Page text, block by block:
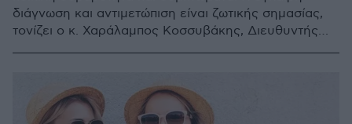
διάγνωση και αντιμετώπιση είναι ζωτικής σημασίας,
τονίζει ο κ. Χαράλαμπος Κοσσυβάκης, Διευθυντής